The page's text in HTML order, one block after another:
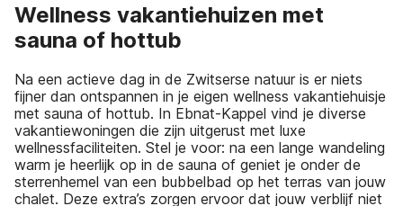
Wellness vakantiehuizen met
sauna of hottub
Na een actieve dag in de Zwitserse natuur is er niets
fijner dan ontspannen in je eigen wellness vakantiehuisje
met sauna of hottub. In Ebnat-Kappel vind je diverse
vakantiewoningen die zijn uitgerust met luxe
wellnessfaciliteiten. Stel je voor: na een lange wandeling
warm je heerlijk op in de sauna of geniet je onder de
sterrenhemel van een bubbelbad op het terras van jouw
chalet. Deze extra’s zorgen ervoor dat jouw verblijf niet